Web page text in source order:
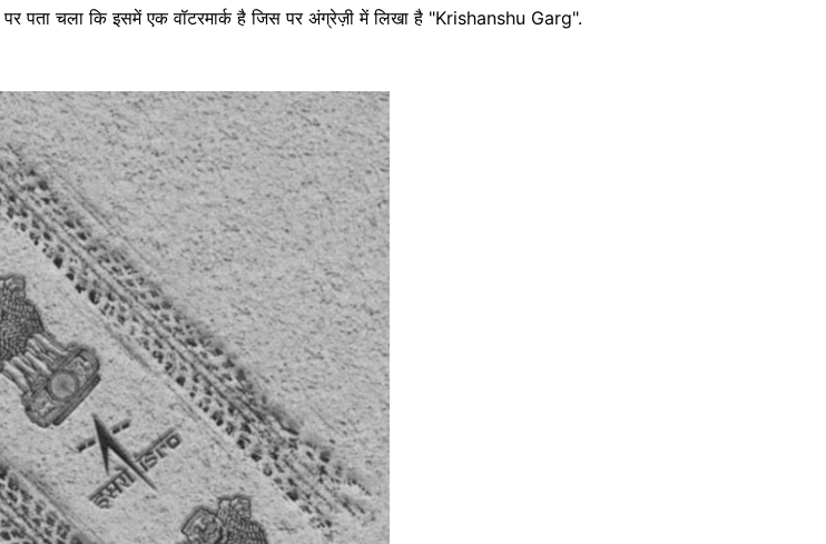
पता चला कि इसमें एक वॉटरमार्क है जिस पर अंग्रेज़ी में लिखा है "Krishanshu Garg".